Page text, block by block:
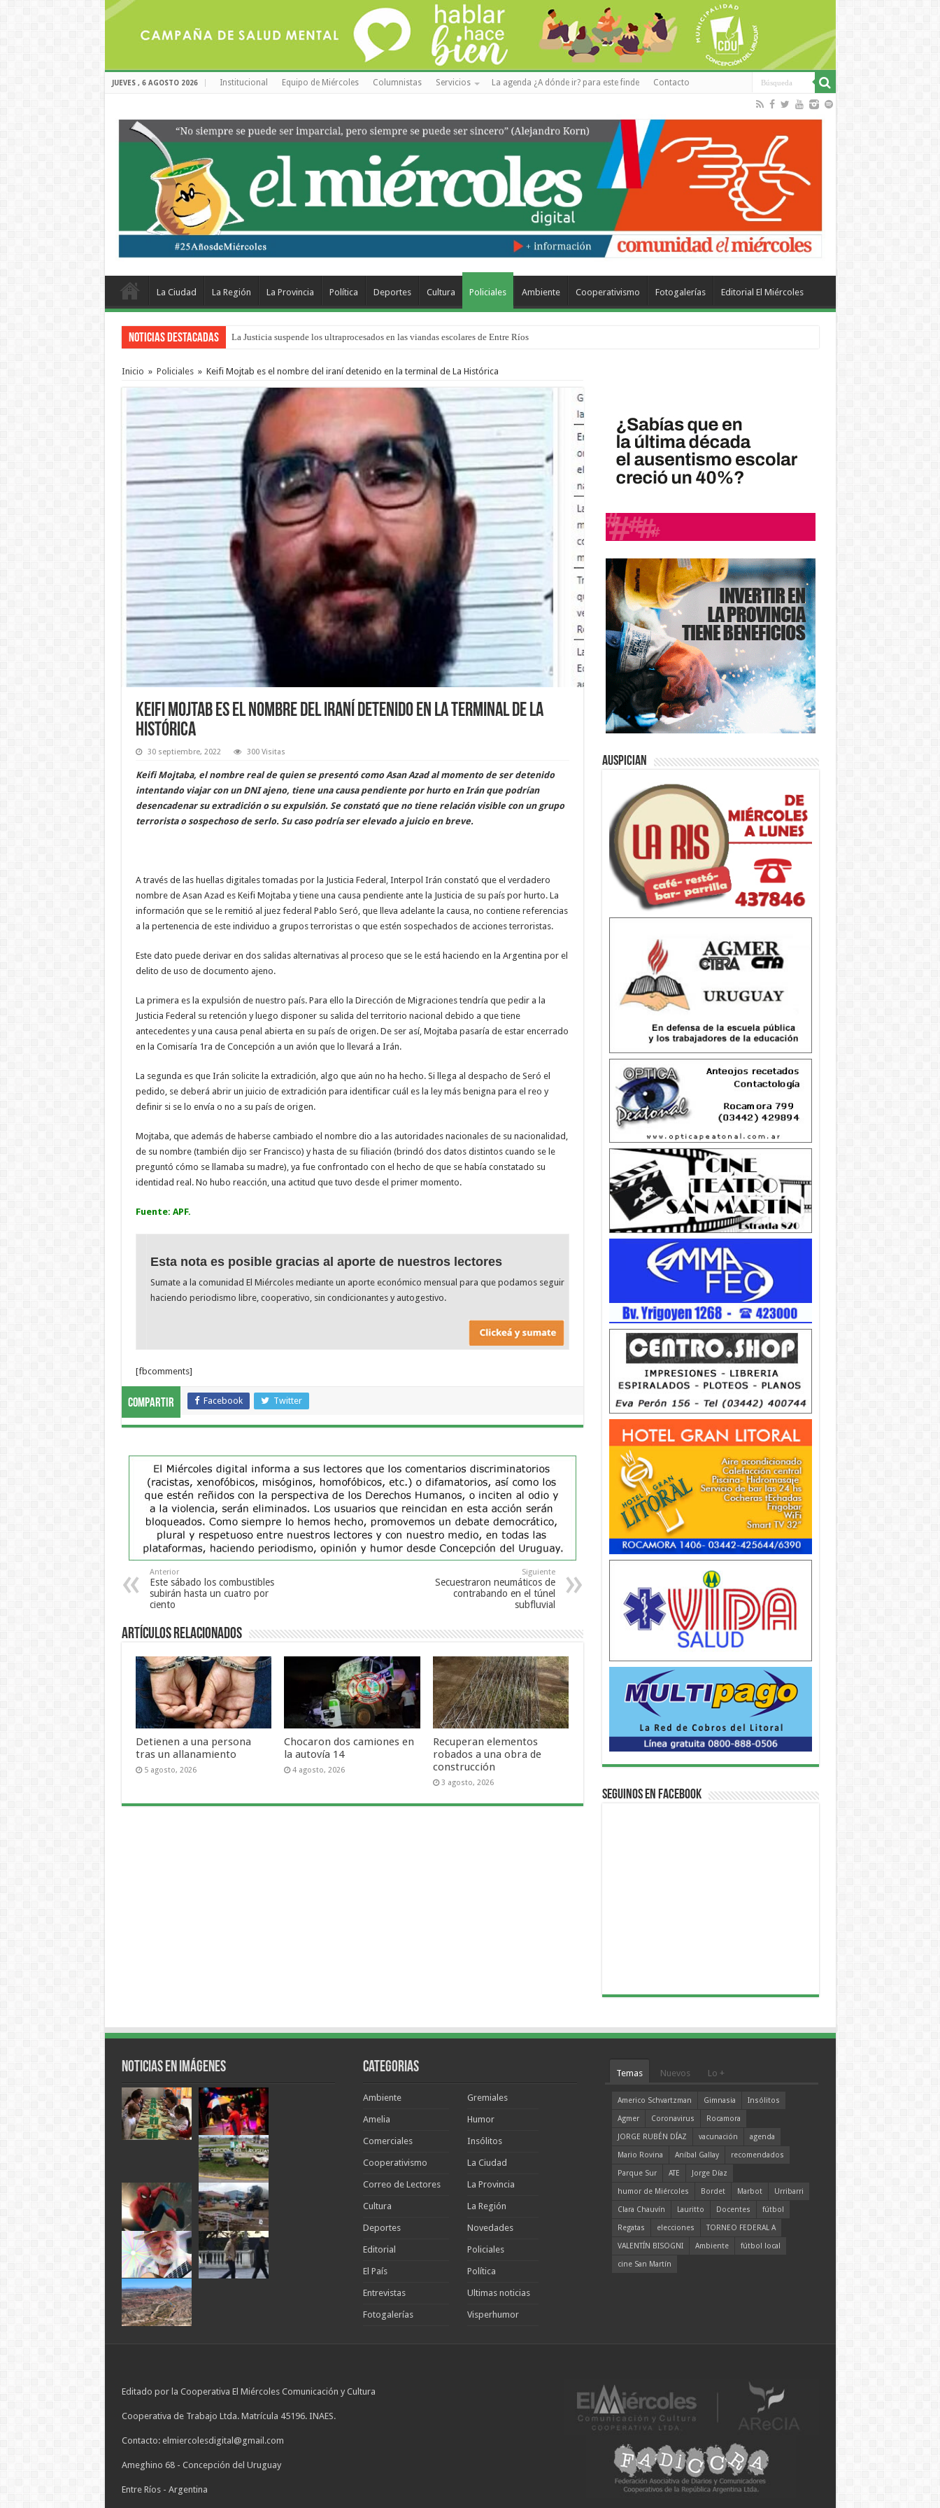
JUEVES , 6 AGOSTO 2026 Institucional Equipo de Miércoles Columnistas Servicios La agenda ¿A dónde ir? para este finde Contacto
La Ciudad La Región La Provincia Política Deportes Cultura Policiales Ambiente Cooperativismo Fotogalerías Editorial El Miércoles
Noticias Destacadas La Justicia suspende los ultraprocesados en las viandas escolares de Entre Ríos
Se presentará la obra “La Runfla de los Macanos”
Inicio » Policiales » Keifi Mojtab es el nombre del iraní detenido en la terminal de La Histórica
Keifi Mojtab es el nombre del iraní detenido en la terminal de La
Histórica
30 septiembre, 2022 300 Visitas
Keifi Mojtaba, el nombre real de quien se presentó como Asan Azad al momento de ser detenido
intentando viajar con un DNI ajeno, tiene una causa pendiente por hurto en Irán que podrían
desencadenar su extradición o su expulsión. Se constató que no tiene relación visible con un grupo
terrorista o sospechoso de serlo. Su caso podría ser elevado a juicio en breve.
A través de las huellas digitales tomadas por la Justicia Federal, Interpol Irán constató que el verdadero
nombre de Asan Azad es Keifi Mojtaba y tiene una causa pendiente ante la Justicia de su país por hurto. La
información que se le remitió al juez federal Pablo Seró, que lleva adelante la causa, no contiene referencias
a la pertenencia de este individuo a grupos terroristas o que estén sospechados de acciones terroristas.
Este dato puede derivar en dos salidas alternativas al proceso que se le está haciendo en la Argentina por el
delito de uso de documento ajeno.
La primera es la expulsión de nuestro país. Para ello la Dirección de Migraciones tendría que pedir a la
Justicia Federal su retención y luego disponer su salida del territorio nacional debido a que tiene
antecedentes y una causa penal abierta en su país de origen. De ser así, Mojtaba pasaría de estar encerrado
en la Comisaría 1ra de Concepción a un avión que lo llevará a Irán.
La segunda es que Irán solicite la extradición, algo que aún no ha hecho. Si llega al despacho de Seró el
pedido, se deberá abrir un juicio de extradición para identificar cuál es la ley más benigna para el reo y
definir si se lo envía o no a su país de origen.
Mojtaba, que además de haberse cambiado el nombre dio a las autoridades nacionales de su nacionalidad,
de su nombre (también dijo ser Francisco) y hasta de su filiación (brindó dos datos distintos cuando se le
preguntó cómo se llamaba su madre), ya fue confrontado con el hecho de que se había constatado su
identidad real. No hubo reacción, una actitud que tuvo desde el primer momento.
Fuente: APF.
Esta nota es posible gracias al aporte de nuestros lectores
Sumate a la comunidad El Miércoles mediante un aporte económico mensual para que podamos seguir
haciendo periodismo libre, cooperativo, sin condicionantes y autogestivo.
[fbcomments]
Compartir Facebook Twitter
Anterior
Este sábado los combustibles
subirán hasta un cuatro por
ciento
Siguiente
Secuestraron neumáticos de
contrabando en el túnel
subfluvial
Artículos Relacionados
Detienen a una persona
tras un allanamiento
5 agosto, 2026
Chocaron dos camiones en
la autovía 14
4 agosto, 2026
Recuperan elementos
robados a una obra de
construcción
3 agosto, 2026
Auspician
Seguinos en Facebook
Noticias en Imágenes Categorias
Ambiente
Amelia
Comerciales
Cooperativismo
Correo de Lectores
Cultura
Deportes
Editorial
El País
Entrevistas
Fotogalerías
Gremiales
Humor
Insólitos
La Ciudad
La Provincia
La Región
Novedades
Policiales
Política
Ultimas noticias
Visperhumor
Temas Nuevos Lo +
Americo Schvartzman Gimnasia
Insólitos
Agmer
Coronavirus
Rocamora
JORGE RUBÉN DÍAZ
vacunación
agenda
Mario Rovina
Aníbal Gallay
recomendados
Parque Sur
ATE
Jorge Díaz
humor de Miércoles
Bordet Marbot
Urribarri
Clara Chauvín
Lauritto Docentes
fútbol
Regatas
elecciones
TORNEO FEDERAL A
VALENTÍN BISOGNI
Ambiente
fútbol local
cine San Martín
Editado por la Cooperativa El Miércoles Comunicación y Cultura
Cooperativa de Trabajo Ltda. Matrícula 45196. INAES.
Contacto: elmiercolesdigital@gmail.com
Ameghino 68 - Concepción del Uruguay
Entre Ríos - Argentina